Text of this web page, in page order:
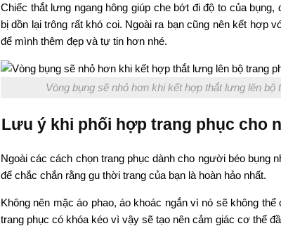
Chiếc thắt lưng ngang hông giúp che bớt đi độ to của
bị dồn lại trông rất khó coi. Ngoài ra bạn cũng nên kết hợp
để mình thêm đẹp và tự tin hơn nhé.
Vòng bụng sẽ nhỏ hơn khi kết hợp thắt lưng lên bộ
Lưu ý khi phối hợp trang phục cho
Ngoài các cách chọn trang phục dành cho người béo bụng
để chắc chắn rằng gu thời trang của bạn là hoàn hảo nhất.
Không nên mặc áo phao, áo khoác ngắn vì nó sẽ không
trang phục có khóa kéo vì vậy sẽ tạo nên cảm giác cơ thể